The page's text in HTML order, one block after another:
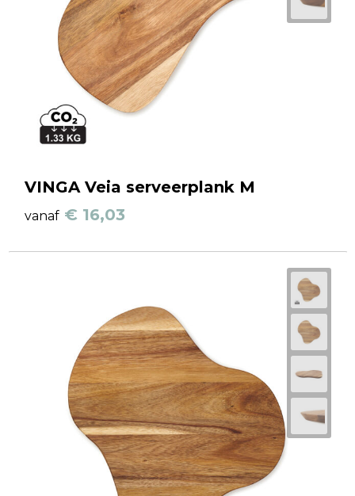
VINGA Veia serveerplank M
vanaf € 16,03